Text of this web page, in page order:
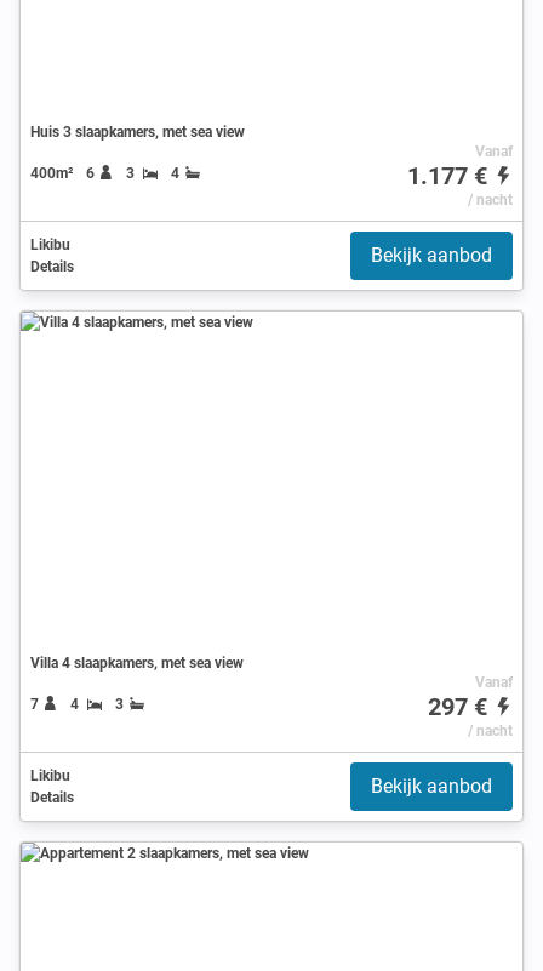
Huis 3 slaapkamers, met sea view
400m² 6 3 4
Vanaf
1.177 €
/ nacht
Likibu
Details
Bekijk aanbod
Villa 4 slaapkamers, met sea view
7 4 3
Vanaf
297 €
/ nacht
Likibu
Details
Bekijk aanbod